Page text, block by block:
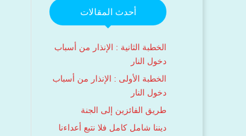
أحدث المقالات
الخطبة الثانية : الإنذار من أسباب
دخول النار
الخطبة الأولى : الإنذار من أسباب
دخول النار
طريق الفائزين إلى الجنة
ديننا شامل كامل فلا نتبع أعداءنا